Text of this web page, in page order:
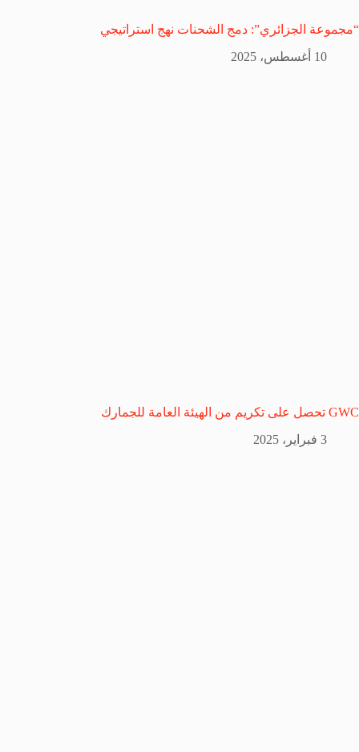
“مجموعة الجزائري”: دمج الشحنات نهج استراتيجي
10 أغسطس، 2025
GWC تحصل على تكريم من الهيئة العامة للجمارك
3 فبراير، 2025